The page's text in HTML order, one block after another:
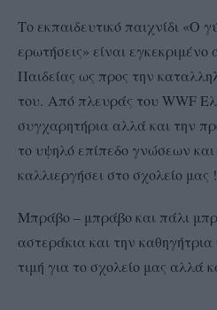
Το εκπαιδευτικό παιχνίδι «Ο
ερωτήσεις» είναι
Παιδείας ως προς την
του. Από πλευράς του WWF
συγχαρητήρια αλλά και την
το υψηλό επίπεδο γνώσεων
καλλιεργήσει στο σχολείο μας !
Μπράβο – μπράβο και πάλι
αστεράκια και την
τιμή για το σχολείο μας αλλά